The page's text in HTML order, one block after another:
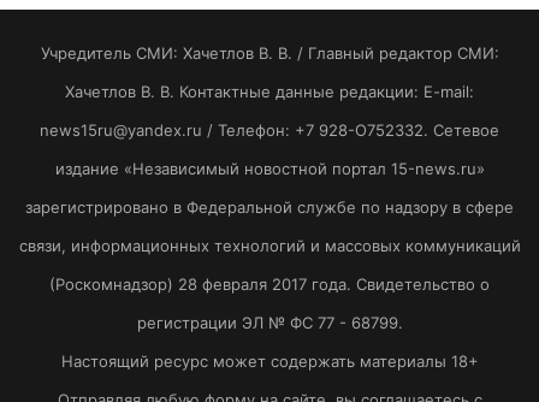
Учредитель СМИ: Хaчeтлoв B. B. / Главный редактор СМИ:
Хaчeтлoв B. B. Контактные данные редакции: E-mail:
news15ru@yandex.ru / Телефон: +7 928-O752332. Сетевое
издание «Независимый новостной портал 15-news.ru»
зарегистрировано в Федеральной службе по надзору в сфере
связи, информационных технологий и массовых коммуникаций
(Роскомнадзор) 28 февраля 2017 года. Свидетельство о
регистрации ЭЛ № ФС 77 - 68799.
Настоящий ресурс может содержать материалы 18+